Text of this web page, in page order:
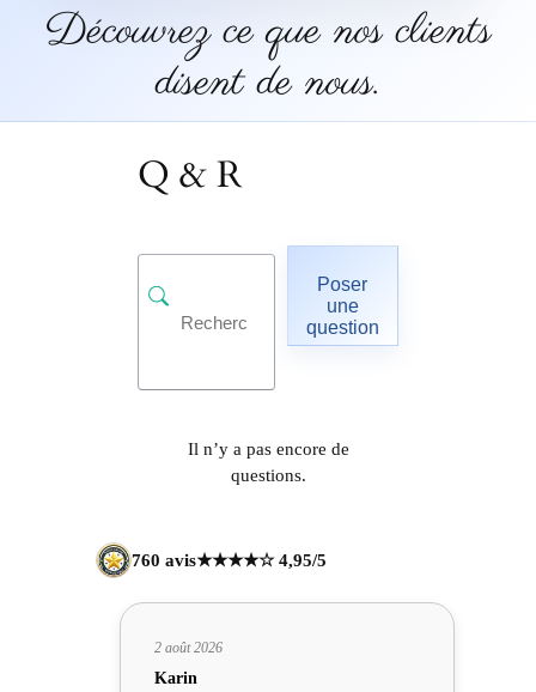
Découvrez ce que nos clients
disent de nous.
Q & R
Poser
une
question
Il n’y a pas encore de
questions.
760 avis★★★★☆ 4,95/5
2 août 2026
Karin